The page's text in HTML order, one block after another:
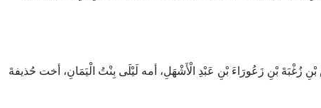
زُغْبَةَ بْنِ زَعُورَاءَ بْنِ عَبْدِ الْأَشْهَلِ، أمه لَيْلَى بِنْتُ الْيَمَانِ، أخت حُذيفةَ